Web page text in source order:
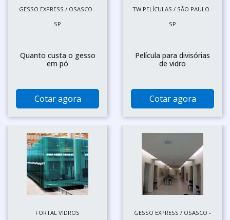
GESSO EXPRESS / OSASCO -
SP
Quanto custa o gesso
em pó
Cotar agora
TW PELÍCULAS / SÃO PAULO -
SP
Película para divisórias
de vidro
Cotar agora
FORTAL VIDROS
GESSO EXPRESS / OSASCO -